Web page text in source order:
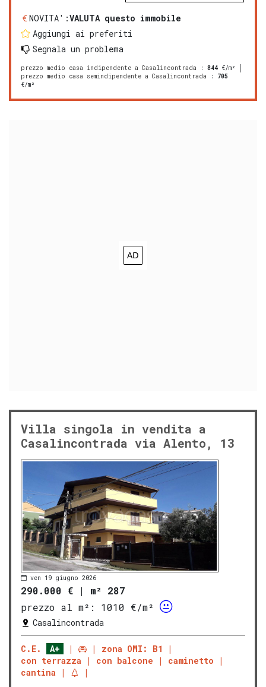
NOVITA':VALUTA questo immobile
Aggiungi ai preferiti
Segnala un problema
prezzo medio casa indipendente a Casalincontrada : 844 €/m²
prezzo medio casa semindipendente a Casalincontrada : 705
€/m²
Villa singola in vendita a
Casalincontrada via Alento, 13
ven 19 giugno 2026
290.000 € | m² 287
prezzo al m²:
1010 €/m²
Casalincontrada
C.E. A+
zona OMI: B1
con terrazza
con balcone
caminetto
cantina